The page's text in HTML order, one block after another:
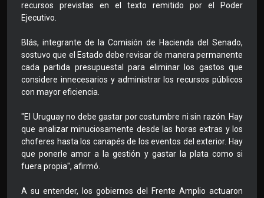
recursos previstas en el texto remitido por el Poder
Ejecutivo.
Blás, integrante de la Comisión de Hacienda del Senado,
sostuvo que el Estado debe revisar de manera permanente
cada partida presupuestal para eliminar los gastos que
considere innecesarios y administrar los recursos públicos
con mayor eficiencia.
"El Uruguay no debe gastar por costumbre ni sin razón. Hay
que analizar minuciosamente desde las horas extras y los
choferes hasta los canapés de los eventos del exterior. Hay
que ponerle amor a la gestión y gastar la plata como si
fuera propia", afirmó.
A su entender, los gobiernos del Frente Amplio actuaron